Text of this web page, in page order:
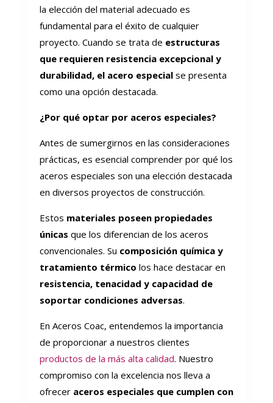
la elección del material adecuado es
fundamental para el éxito de cualquier
proyecto. Cuando se trata de estructuras
que requieren resistencia excepcional y
durabilidad, el acero especial se presenta
como una opción destacada.
¿Por qué optar por aceros especiales?
Antes de sumergirnos en las consideraciones
prácticas, es esencial comprender por qué los
aceros especiales son una elección destacada
en diversos proyectos de construcción.
Estos materiales poseen propiedades
únicas que los diferencian de los aceros
convencionales. Su composición química y
tratamiento térmico los hace destacar en
resistencia, tenacidad y capacidad de
soportar condiciones adversas.
En Aceros Coac, entendemos la importancia
de proporcionar a nuestros clientes
productos de la más alta calidad. Nuestro
compromiso con la excelencia nos lleva a
ofrecer aceros especiales que cumplen con